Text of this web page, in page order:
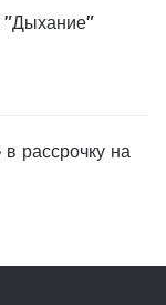
"Дыхание"
рассрочку на